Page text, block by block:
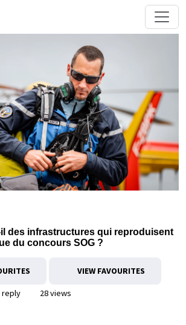
des infrastructures qui reproduisent
du concours SOG ?
VIEW FAVOURITES
reply
28 views